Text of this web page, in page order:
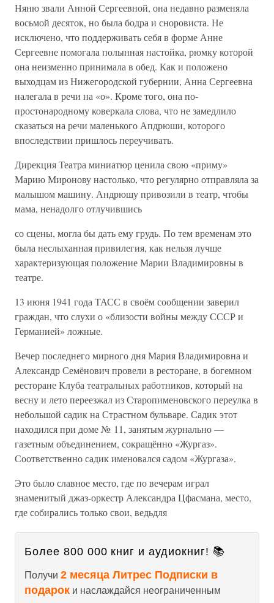
Няню звали Анной Сергеевной, она недавно разменяла
восьмой десяток, но была бодра и сноровиста. Не
исключено, что поддерживать себя в форме Анне
Сергеевне помогала полынная настойка, рюмку которой
она неизменно принимала в обед. Как и положено
выходцам из Нижегородской губернии, Анна Сергеевна
налегала в речи на «о». Кроме того, она по-
простонародному коверкала слова, что не замедлило
сказаться на речи маленького Апдрюши, которого
впоследствии пришлось переучивать.
Дирекция Театра миниатюр ценила свою «приму»
Марию Миронову настолько, что регулярно отправляла за
малышом машину. Андрюшу привозили в театр, чтобы
мама, ненадолго отлучившись
со сцены, могла бы дать ему грудь. По тем временам это
была неслыханная привилегия, как нельзя лучше
характеризующая положение Марии Владимировны в
театре.
13 июня 1941 года ТАСС в своём сообщении заверил
граждан, что слухи о «близости войны между СССР и
Германией» ложные.
Вечер последнего мирного дня Мария Владимировна и
Александр Семёнович провели в ресторане, в богемном
ресторане Клуба театральных работников, который на
весну и лето переезжал из Старопименовского переулка в
небольшой садик на Страстном бульваре. Садик этот
находился при доме № 11, занятым журнально —
газетным объединением, сокращённо «Жургаз».
Соответственно садик именовался садом «Жургаза».
Это было славное место, где по вечерам играл
знаменитый джаз-оркестр Александра Цфасмана, место,
где собирались только свои, ведьдля
Более 800 000 книг и аудиокниг! 📚
Получи 2 месяца Литрес Подписки в
подарок и наслаждайся неограниченным